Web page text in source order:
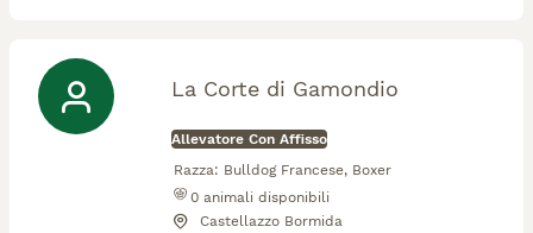
riproduttori per escludere patologie genetiche ai
cuccioli. I DNA sono depositati.
La Corte di Gamondio
Allevatore Con Affisso
Razza: Bulldog Francese, Boxer
0 animali disponibili
Castellazzo Bormida